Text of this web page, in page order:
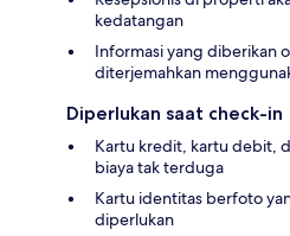
kedatangan
Informasi yang diberikan
diterjemahkan
Diperlukan saat check-in
Kartu kredit, kartu debit,
biaya tak terduga
Kartu identitas berfoto
diperlukan